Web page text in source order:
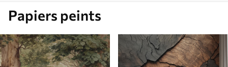
Papiers peints